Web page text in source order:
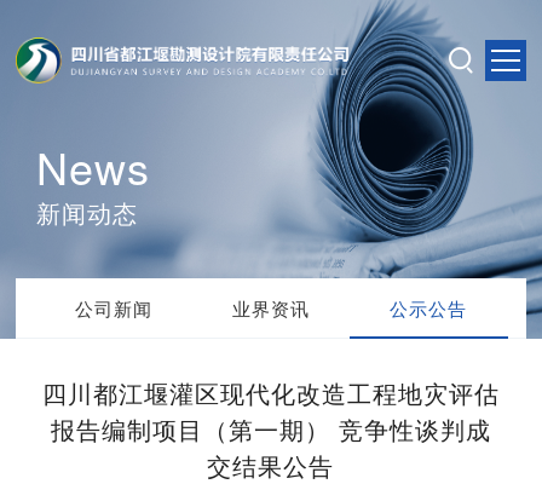
News
新闻动态
公司新闻 业界资讯 公示公告
四川都江堰灌区现代化改造工程地灾评估
报告编制项目（第一期） 竞争性谈判成
交结果公告